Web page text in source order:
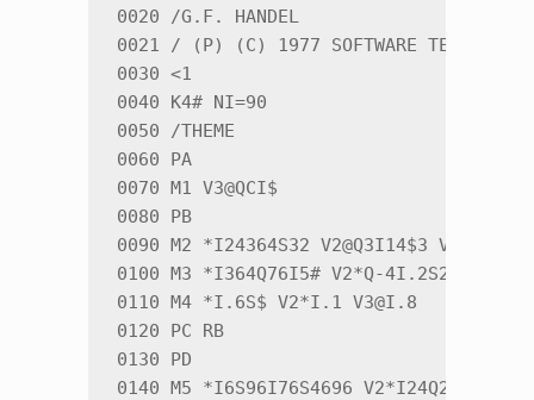
0020 /G.F. HANDEL
0021 / (P) (C) 1977 SOFTWARE
0030 <1
0040 K4# NI=90
0050 /THEME
0060 PA
0070 M1 V3@QCI$
0080 PB
0090 M2 *I24364S32 V2@Q3I14$3
0100 M3 *I364Q76I5# V2*Q-4I.2S2I.1S1Q0
0110 M4 *I.6S$ V2*I.1 V3@I.8
0120 PC RB
0130 PD
0140 M5 *I6S96I76S4696 V2*I24Q2I$-1